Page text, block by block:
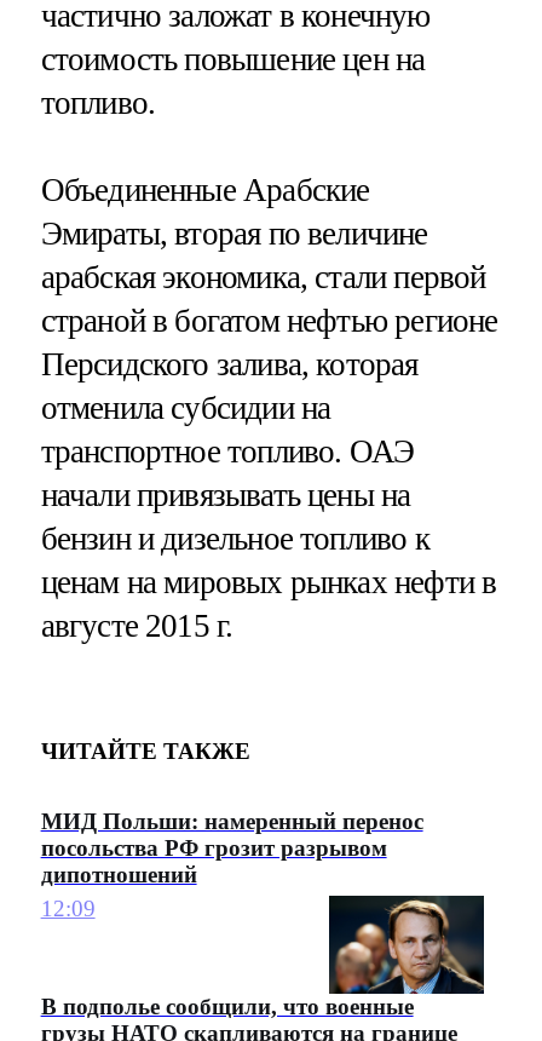
частично заложат в конечную
стоимость повышение цен на
топливо.
Объединенные Арабские
Эмираты, вторая по величине
арабская экономика, стали первой
страной в богатом нефтью регионе
Персидского залива, которая
отменила субсидии на
транспортное топливо. ОАЭ
начали привязывать цены на
бензин и дизельное топливо к
ценам на мировых рынках нефти в
августе 2015 г.
ЧИТАЙТЕ ТАКЖЕ
МИД Польши: намеренный перенос
посольства РФ грозит разрывом
дипотношений
12:09
В подполье сообщили, что военные
грузы НАТО скапливаются на границе